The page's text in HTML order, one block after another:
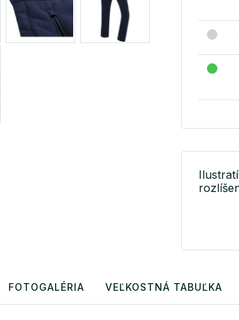
FOTOGALÉRIA VEĽKOSTNÁ TABUĽKA